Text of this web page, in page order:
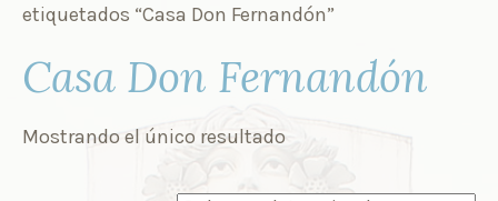
etiquetados “Casa Don Fernandón”
Casa Don Fernandón
Mostrando el único resultado